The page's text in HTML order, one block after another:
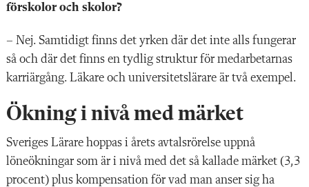
förskolor och skolor?
– Nej. Samtidigt finns det yrken där det inte alls fungerar
så och där det finns en tydlig struktur för medarbetarnas
karriärgång. Läkare och universitetslärare är två exempel.
Ökning i nivå med märket
Sveriges Lärare hoppas i årets avtalsrörelse uppnå
löneökningar som är i nivå med det så kallade märket (3,3
procent) plus kompensation för vad man anser sig ha